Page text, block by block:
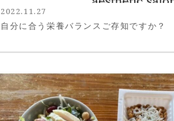
2022.11.27
自分に合う栄養バランスご存知ですか？